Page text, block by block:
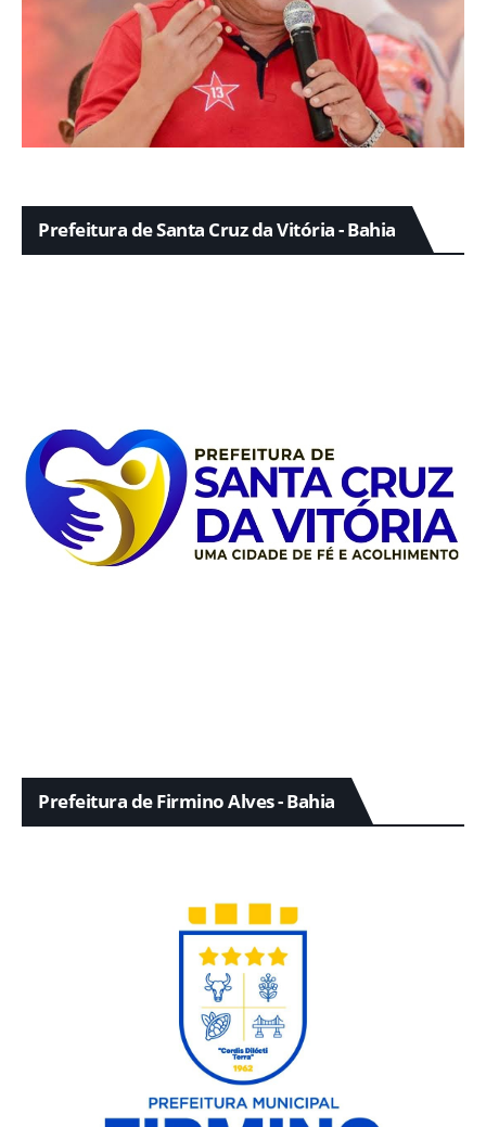
Prefeitura de Santa Cruz da Vitória - Bahia
Prefeitura de Firmino Alves - Bahia